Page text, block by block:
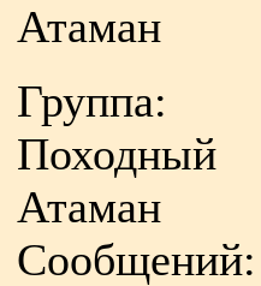
Атаман
Группа:
Походный
Атаман
Сообщений: